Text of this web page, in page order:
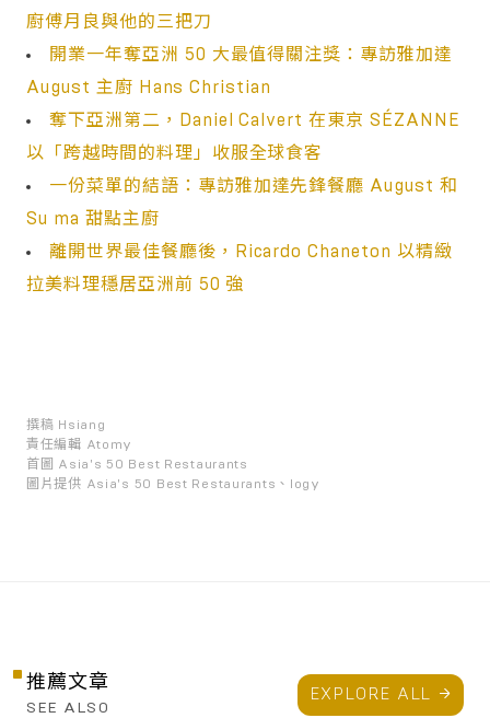
廚傅月良與他的三把刀
開業一年奪亞洲 50 大最值得關注獎：專訪雅加達
August 主廚 Hans Christian
奪下亞洲第二，Daniel Calvert 在東京 SÉZANNE
以「跨越時間的料理」收服全球食客
一份菜單的結語：專訪雅加達先鋒餐廳 August 和
Su ma 甜點主廚
離開世界最佳餐廳後，Ricardo Chaneton 以精緻
拉美料理穩居亞洲前 50 強
撰稿 Hsiang
責任編輯 Atomy
首圖 Asia's 50 Best Restaurants
圖片提供 Asia's 50 Best Restaurants、logy
推薦文章
SEE ALSO
EXPLORE ALL